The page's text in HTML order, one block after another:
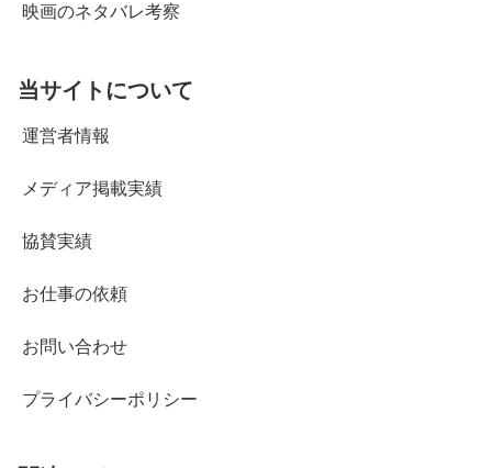
映画のネタバレ考察
当サイトについて
運営者情報
メディア掲載実績
協賛実績
お仕事の依頼
お問い合わせ
プライバシーポリシー